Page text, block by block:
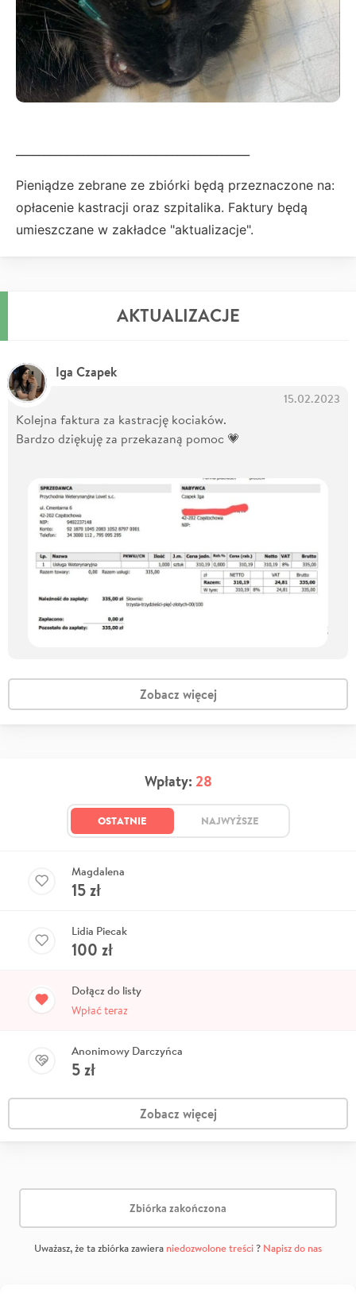
Pieniądze zebrane ze zbiórki będą przeznaczone na:
opłacenie kastracji oraz szpitalika. Faktury będą
umieszczane w zakładce "aktualizacje".
AKTUALIZACJE
Iga Czapek
15.02.2023
Kolejna faktura za kastrację kociaków.
Bardzo dziękuję za przekazaną pomoc 💗
Zobacz więcej
Wpłaty: 28
OSTATNIE NAJWYŻSZE
Magdalena
15zł
Lidia Piecak
100 zł
Dołącz do listy
Wpłać teraz
Anonimowy Darczyńca
5zł
Zobacz więcej
Zbiórka zakończona
Uważasz, że ta zbiórka zawiera niedozwolone treści? Napisz do nas